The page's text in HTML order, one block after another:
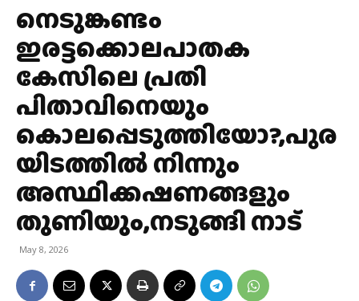
നെടുങ്കണ്ടം
ഇരട്ടക്കൊലപാതക
കേസിലെ പ്രതി
പിതാവിനെയും
കൊലപ്പെടുത്തിയോ?,പുര
യിടത്തില്‍ നിന്നും
അസ്ഥിക്കഷണങ്ങളും
തുണിയും,നടുങ്ങി നാട്
May 8, 2026